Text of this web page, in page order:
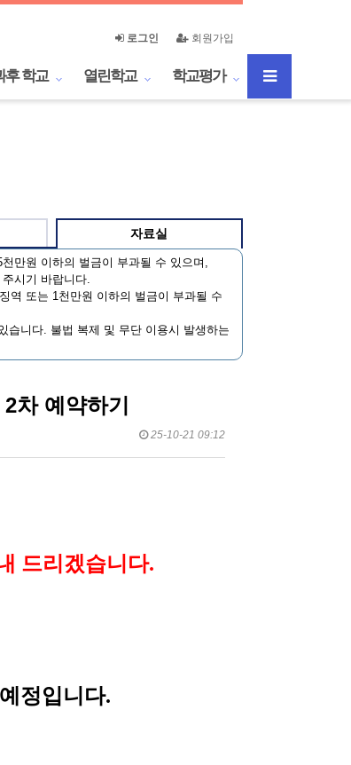
회원가입
로그인
후 학교 열린학교 학교평가
자료실
만원 이하의 벌금이 부과될 수 있으며,
시기 바랍니다.
역 또는 1천만원 이하의 벌금이 부과될 수
습니다. 불법 복제 및 무단 이용시 발생하는
차 예약하기
25-10-21 09:12
드리겠습니다.
정입니다.